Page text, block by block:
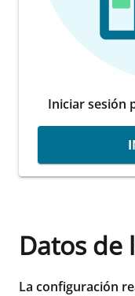
Iniciar sesión
Datos de
La configuración